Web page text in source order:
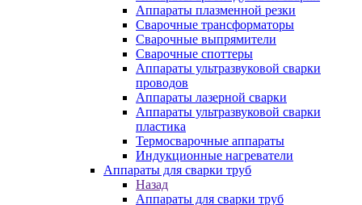
Аппараты плазменной резки
Сварочные трансформаторы
Сварочные выпрямители
Сварочные споттеры
Аппараты ультразвуковой сварки
проводов
Аппараты лазерной сварки
Аппараты ультразвуковой сварки
пластика
Термосварочные аппараты
Индукционные нагреватели
Аппараты для сварки труб
Назад
Аппараты для сварки труб